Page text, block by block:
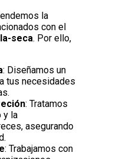
la
con el
seca. Por ello,
: Diseñamos un
tus necesidades
: Tratamos
y la
asegurando
: Trabajamos con